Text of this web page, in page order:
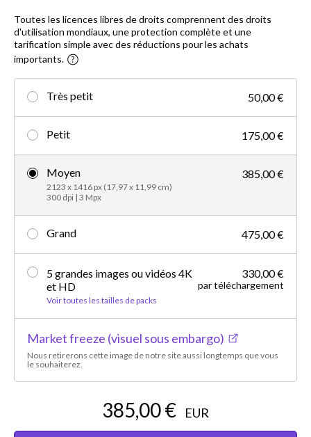
Toutes les licences libres de droits comprennent des droits
d'utilisation mondiaux, une protection complète et une
tarification simple avec des réductions pour les achats
importants.
Très petit 50,00 €
Petit 175,00 €
Moyen
2123 x 1416 px (17,97 x 11,99 cm)
300 dpi | 3 Mpx
385,00 €
Grand 475,00 €
5 grandes images ou vidéos 4K
et HD
Voir toutes les tailles de packs
330,00 €
par téléchargement
Market freeze (visuel sous embargo)
Nous retirerons cette image de notre site aussi longtemps que vous
le souhaiterez.
385,00 € EUR